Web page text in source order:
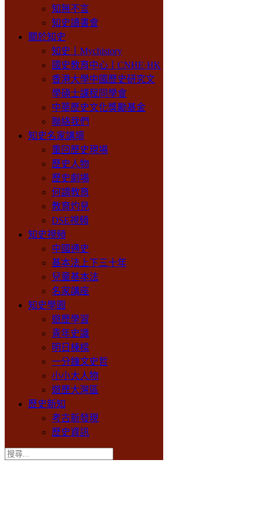
知無不言
知史讀書會
關於知史
知史丨Mychistory
國史教育中心丨CNHE·HK
香港大學中國歷史研究文
學碩士課程同學會
中華歷史文化獎勵基金
聯絡我們
知史名家講壇
重回歷史現場
歷史人物
歷史劇場
何謂教育
教育灼見
DSE視頻
知史視頻
中國通史
基本法上下三十年
兒童基本法
名家講座
知史學園
遊歷學習
青年史識
明日棟樑
一分鐘文史哲
小小大人物
遊歷大灣區
歷史新知
考古新發現
歷史資訊